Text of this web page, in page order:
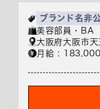
ブランド名非
美容部員・BA
大阪府大阪市天
月給 :